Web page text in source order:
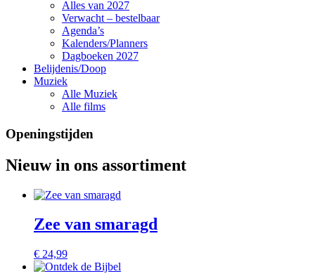
Alles van 2027
Verwacht – bestelbaar
Agenda’s
Kalenders/Planners
Dagboeken 2027
Belijdenis/Doop
Muziek
Alle Muziek
Alle films
Openingstijden
Nieuw in ons assortiment
Zee van smaragd
€ 24,99